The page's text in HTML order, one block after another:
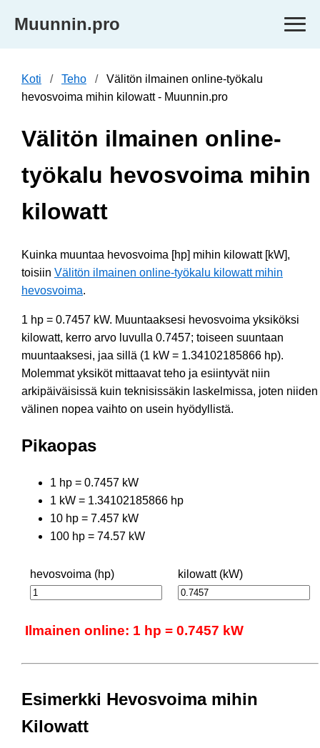
Muunnin.pro
Koti Teho
Välitön ilmainen online-työkalu
hevosvoima mihin kilowatt - Muunnin.pro
Välitön ilmainen online-
työkalu hevosvoima mihin
kilowatt
Kuinka muuntaa hevosvoima [hp] mihin kilowatt [kW],
toisiin Välitön ilmainen online-työkalu kilowatt mihin
hevosvoima.
1 hp = 0.7457 kW. Muuntaaksesi hevosvoima yksiköksi
kilowatt, kerro arvo luvulla 0.7457; toiseen suuntaan
muuntaaksesi, jaa sillä (1 kW = 1.34102185866 hp).
Molemmat yksiköt mittaavat teho ja esiintyvät niin
arkipäiväisissä kuin teknisissäkin laskelmissa, joten niiden
välinen nopea vaihto on usein hyödyllistä.
Pikaopas
1 hp = 0.7457 kW
1 kW = 1.34102185866 hp
10 hp = 7.457 kW
100 hp = 74.57 kW
hevosvoima (hp) kilowatt (kW)
Ilmainen online: 1 hp = 0.7457 kW
Esimerkki Hevosvoima mihin
Kilowatt